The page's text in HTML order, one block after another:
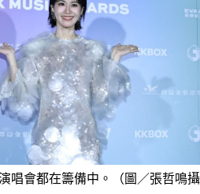
唱會都在籌備中。（圖／張哲鳴